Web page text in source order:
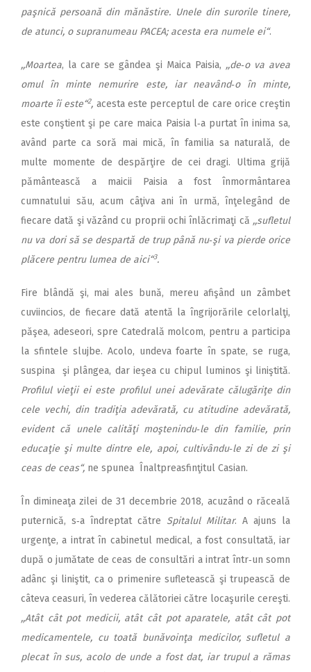
paşnică persoană din mănăstire. Unele din surorile tinere,
de atunci, o supranumeau PACEA; acesta era numele ei“.
,,Moartea, la care se gândea şi Maica Paisia, ,,de‑o va avea
omul în minte nemurire este, iar neavând‑o în minte,
moarte îi este“2, acesta este perceptul de care orice creştin
este conştient şi pe care maica Paisia l‑a purtat în inima sa,
având parte ca soră mai mică, în familia sa naturală, de
multe momente de despărţire de cei dragi. Ultima grijă
pământească a maicii Paisia a fost înmormântarea
cumnatului său, acum câţiva ani în urmă, înţelegând de
fiecare dată şi văzând cu proprii ochi înlăcrimaţi că ,,sufletul
nu va dori să se despartă de trup până nu‑şi va pierde orice
plăcere pentru lumea de aici“3.
Fire blândă şi, mai ales bună, mereu afişând un zâmbet
cuviincios, de fiecare dată atentă la îngrijorările ce­­lorlalţi,
păşea, adeseori, spre Catedrală molcom, pentru a participa
la sfintele slujbe. Acolo, undeva foarte în spate, se ruga,
suspina şi plângea, dar ieşea cu chipul luminos şi liniştită.
Profilul vieţii ei este profilul unei adevărate călugăriţe din
cele vechi, din tradiţia adevărată, cu atitudine adevărată,
evident că unele calităţi moştenindu‑le din familie, prin
educaţie şi multe dintre ele, apoi, cultivându‑le zi de zi şi
ceas de ceas“, ne spunea Înaltpreasfinţitul Casian.
În dimineaţa zilei de 31 decembrie 2018, acuzând o răceală
puternică, s‑a îndreptat către Spitalul Militar. A ajuns la
urgenţe, a intrat în cabinetul medical, a fost consultată, iar
după o jumătate de ceas de consultări a intrat într‑un somn
adânc şi liniştit, ca o primenire sufletească şi trupească de
câteva ceasuri, în vederea călătoriei către locaşurile cereşti.
,,Atât cât pot medicii, atât cât pot aparatele, atât cât pot
medicamentele, cu toată bunăvoinţa medicilor, sufletul a
plecat în sus, acolo de unde a fost dat, iar trupul a rămas